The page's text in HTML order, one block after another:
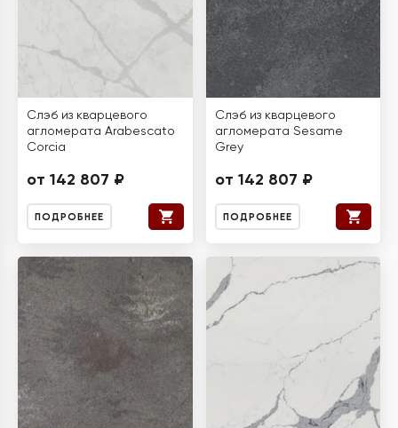
Слэб из кварцевого
агломерата Arabescato
Corcia
от 142 807 ₽
ПОДРОБНЕЕ
Слэб из кварцевого
агломерата Sesame
Grey
от 142 807 ₽
ПОДРОБНЕЕ